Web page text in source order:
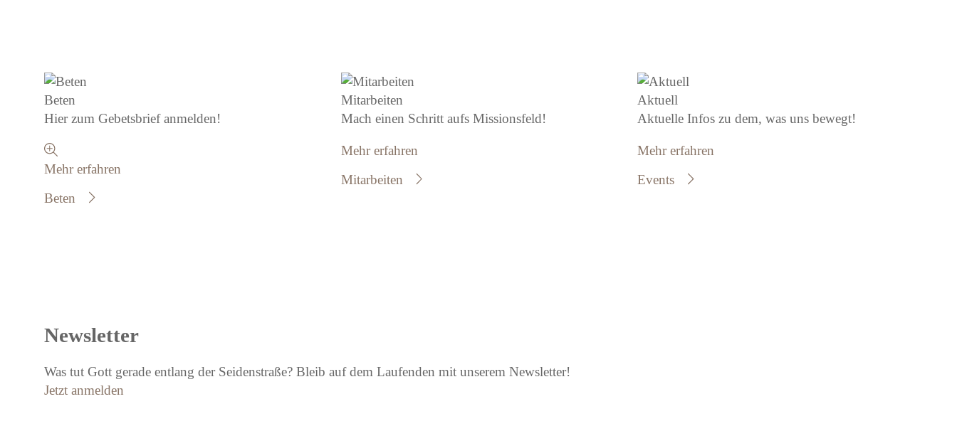
Beten
Hier zum Gebetsbrief anmelden!
Mehr erfahren
Beten
Mitarbeiten
Mach einen Schritt aufs Missionsfeld!
Mehr erfahren
Mitarbeiten
Aktuell
Aktuelle Infos zu dem, was uns bewegt!
Mehr erfahren
Events
Newsletter
Was tut Gott gerade entlang der Seidenstraße? Bleib auf dem Laufenden mit unserem Newsletter!
Jetzt anmelden